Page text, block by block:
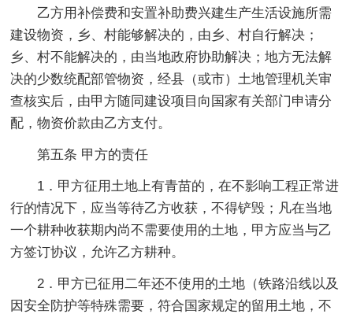
乙方用补偿费和安置补助费兴建生产生活设施所需
建设物资，乡、村能够解决的，由乡、村自行解决；
乡、村不能解决的，由当地政府协助解决；地方无法解
决的少数统配部管物资，经县（或市）土地管理机关审
查核实后，由甲方随同建设项目向国家有关部门申请分
配，物资价款由乙方支付。
第五条 甲方的责任
1．甲方征用土地上有青苗的，在不影响工程正常进
行的情况下，应当等待乙方收获，不得铲毁；凡在当地
一个耕种收获期内尚不需要使用的土地，甲方应当与乙
方签订协议，允许乙方耕种。
2．甲方已征用二年还不使用的土地（铁路沿线以及
因安全防护等特殊需要，符合国家规定的留用土地，不